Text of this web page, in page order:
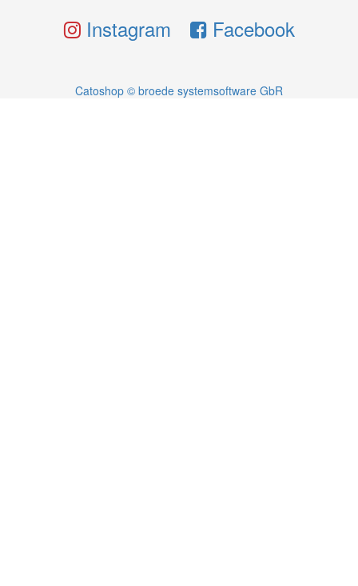
Instagram Facebook
Catoshop © broede systemsoftware GbR